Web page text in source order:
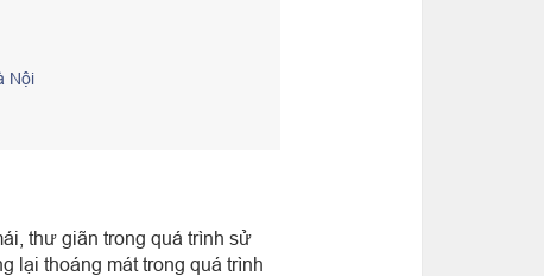
Nội
thư giãn trong quá trình sử
lại thoáng mát trong quá trình